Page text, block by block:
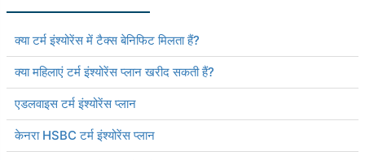
क्या टर्म इंश्योरेंस में टैक्स बेनिफिट मिलता हैं?
क्या महिलाएं टर्म इंश्योरेंस प्लान खरीद सकती हैं?
एडलवाइस टर्म इंश्योरेंस प्लान
केनरा HSBC टर्म इंश्योरेंस प्लान